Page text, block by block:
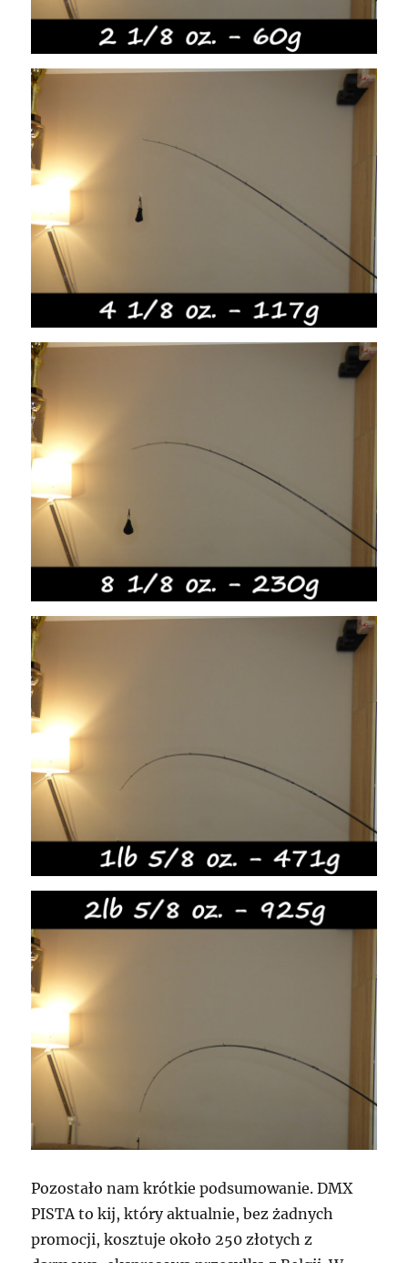
Pozostało nam krótkie podsumowanie. DMX
PISTA to kij, który aktualnie, bez żadnych
promocji, kosztuje około 250 złotych z